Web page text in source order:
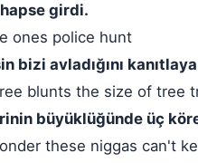
hapse girdi.
ones police hunt
bizi avladığını
blunts the size of tree
büyüklüğünde üç
these niggas can't